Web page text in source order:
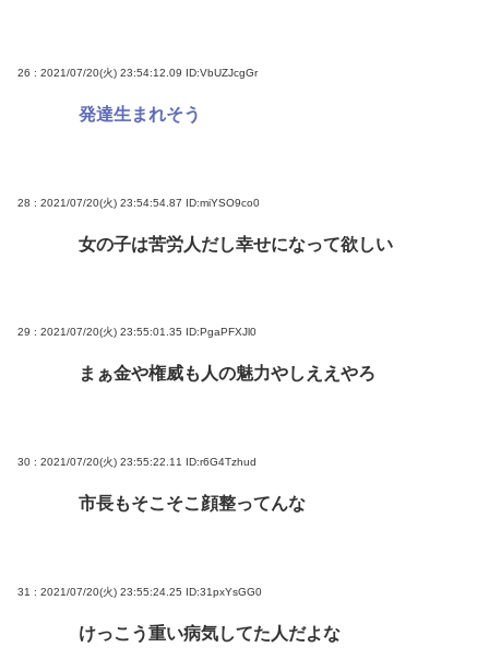
26 : 2021/07/20(火) 23:54:12.09 ID:VbUZJcgGr
発達生まれそう
28 : 2021/07/20(火) 23:54:54.87 ID:miYSO9co0
女の子は苦労人だし幸せになって欲しい
29 : 2021/07/20(火) 23:55:01.35 ID:PgaPFXJl0
まぁ金や権威も人の魅力やしええやろ
30 : 2021/07/20(火) 23:55:22.11 ID:r6G4Tzhud
市長もそこそこ顔整ってんな
31 : 2021/07/20(火) 23:55:24.25 ID:31pxYsGG0
けっこう重い病気してた人だよな